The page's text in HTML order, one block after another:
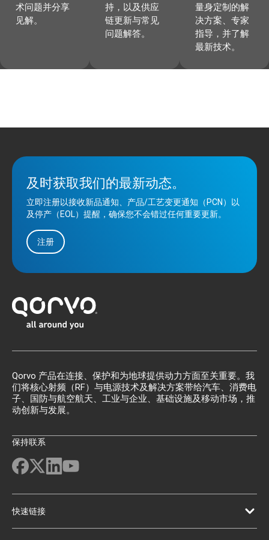
术问题并分享
见解。
持，以及供应
链更新与常见
问题解答。
量身定制的解
决方案、专家
指导，并了解
最新技术。
及时获取我们的最新动态。
立即注册以接收新品通知、产品/工艺变更通知（PCN）以
及停产（EOL）提醒，确保您不会错过任何重要更新。
注册
Qorvo 产品在连接、保护和为地球提供动力方面至关重要。我
们将核心射频（RF）与电源技术及解决方案带给汽车、消费电
子、国防与航空航天、工业与企业、基础设施及移动市场，推
动创新与发展。
保持联系
快速链接